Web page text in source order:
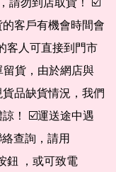
客戶有機會時間會
客人可直接到門市
貨，由於網店與
品缺貨情況，我們
！ ☑️運送途中遇
查詢，請用
鈕 ，或可致電